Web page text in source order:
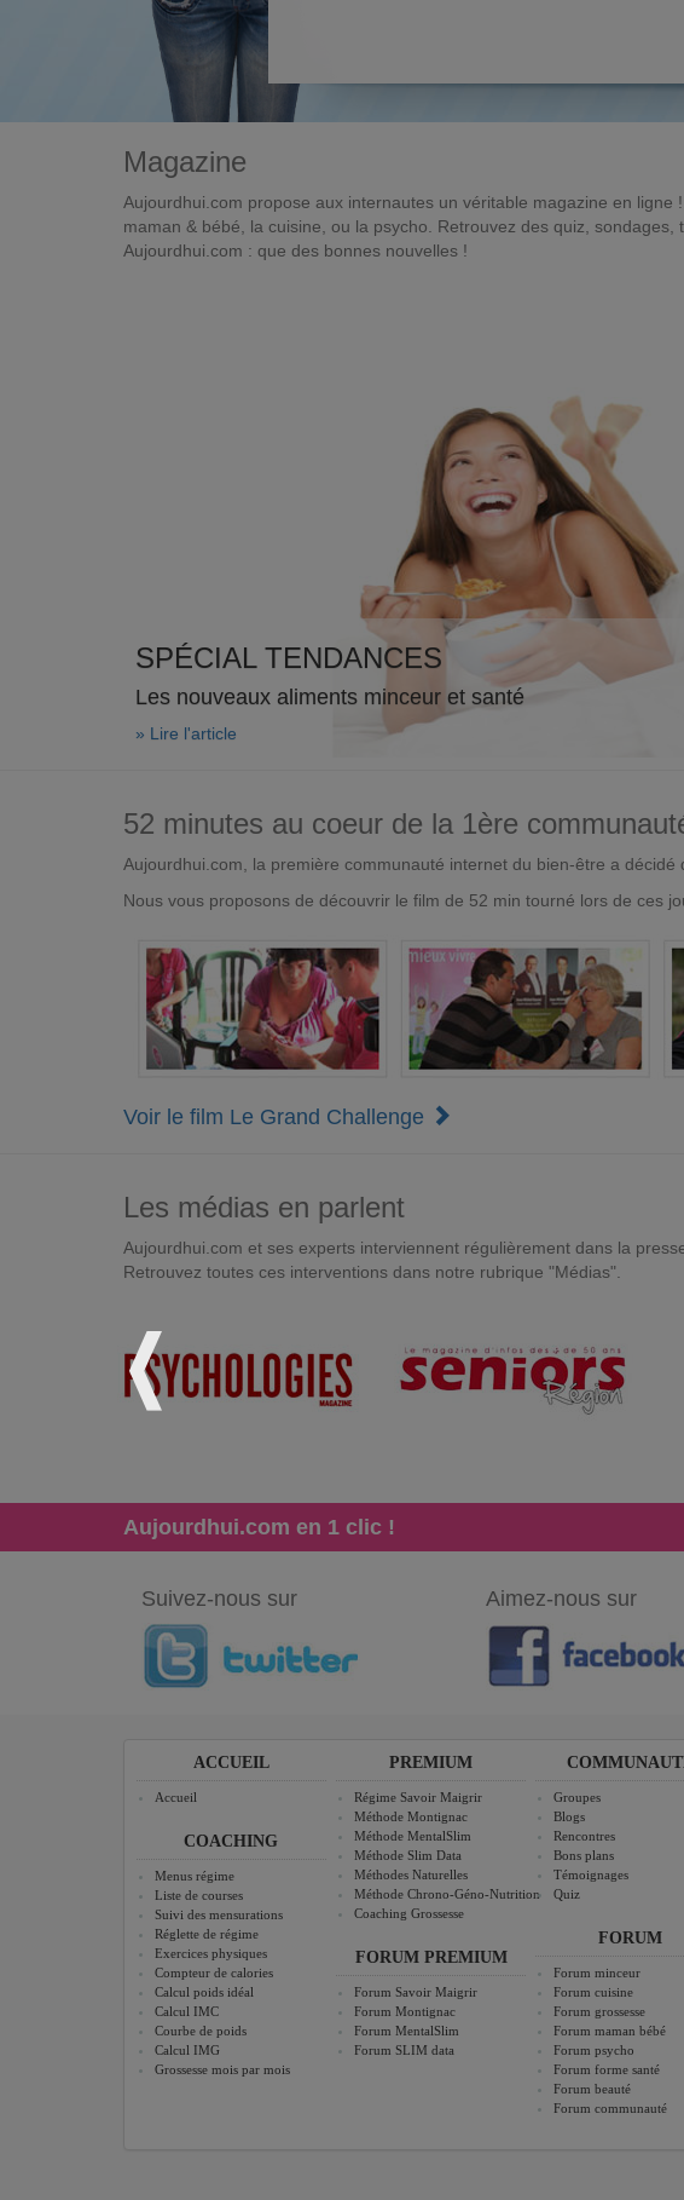
Magazine
Aujourdhui.com propose aux internautes un véritable magazine en
maman & bébé, la cuisine, ou la psycho. Retrouvez des quiz,
Aujourdhui.com : que des bonnes nouvelles !
SPÉCIAL TENDANCES
Les nouveaux aliments minceur et santé
» Lire l'article
52 minutes au coeur de la 1ère
Aujourdhui.com, la première communauté internet du bien-être a
Nous vous proposons de découvrir le film de 52 min tourné lors de ces
Voir le film Le Grand Challenge
Les médias en parlent
Aujourdhui.com et ses experts interviennent régulièrement dans la
Retrouvez toutes ces interventions dans notre rubrique "Médias".
Aujourdhui.com en 1 clic !
Suivez-nous sur Aimez-nous sur
ACCUEIL
Accueil
COACHING
Menus régime
Liste de courses
Suivi des mensurations
Réglette de régime
Exercices physiques
Compteur de calories
Calcul poids idéal
Calcul IMC
Courbe de poids
Calcul IMG
Grossesse mois par mois
PREMIUM
Régime Savoir Maigrir
Méthode Montignac
Méthode MentalSlim
Méthode Slim Data
Méthodes Naturelles
Méthode Chrono-Géno-Nutrition
Coaching Grossesse
FORUM PREMIUM
Forum Savoir Maigrir
Forum Montignac
Forum MentalSlim
Forum SLIM data
Groupes
Blogs
Rencontres
Bons plans
Témoignages
Quiz
FORUM
Forum minceur
Forum cuisine
Forum grossesse
Forum maman bébé
Forum psycho
Forum forme santé
Forum beauté
Forum communauté